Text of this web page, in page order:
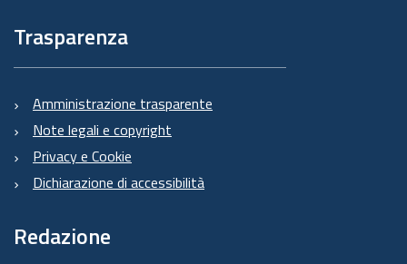
Trasparenza
Amministrazione trasparente
Note legali e copyright
Privacy e Cookie
Dichiarazione di accessibilità
Redazione